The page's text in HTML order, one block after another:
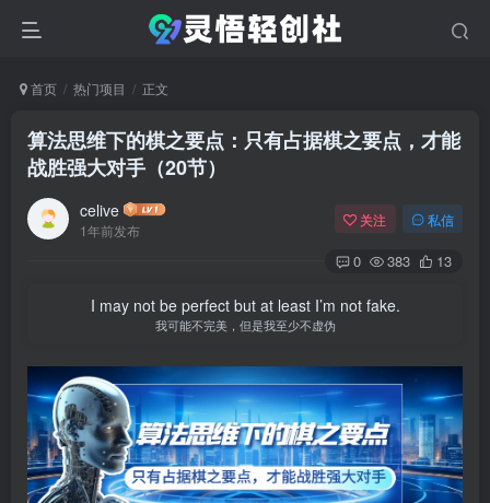
首页 热门项目 正文
算法思维下的棋之要点：只有占据棋之要点，才能
战胜强大对手（20节）
celive
1年前发布
关注 私信
0 383 13
I may not be perfect but at least I’m not fake.
我可能不完美，但是我至少不虚伪